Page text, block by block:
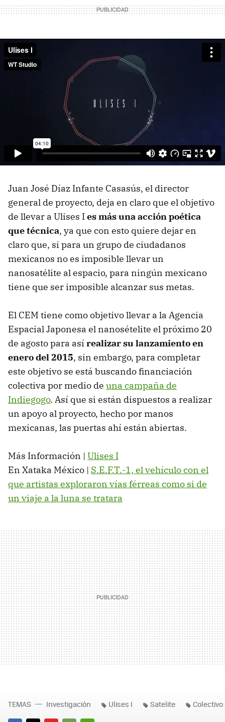
Juan José Díaz Infante Casasús, el director
general de proyecto, deja en claro que el objetivo
de llevar a Ulises Ies más una acción poética
que técnica, ya que con esto quiere dejar en
claro que, si para un grupo de ciudadanos
mexicanos no es imposible llevar un
nanosatélite al espacio, para ningún mexicano
tiene que ser imposible alcanzar sus metas.
El CEM tiene como objetivo llevar a la Agencia
Espacial Japonesa el nanosételite el próximo 20
de agosto para así realizar su lanzamiento en
enero del 2015, sin embargo, para completar
este objetivo se está buscando financiación
colectiva por medio de una campaña de
Indiegogo. Así que si están dispuestos a realizar
un apoyo al proyecto, hecho por manos
mexicanas, las puertas ahí están abiertas.
Más Información | Ulises I
En Xataka México | S.E.F.T.-1, el vehículo con el
que artistas exploraron vías férreas como si de
un viaje a la luna se tratara
TEMAS Investigación Ulises I Satelite